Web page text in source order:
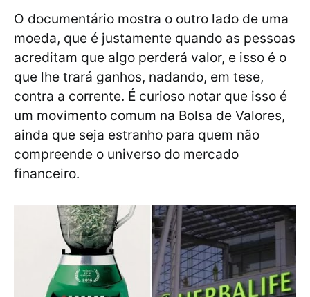
O documentário mostra o outro lado de uma
moeda, que é justamente quando as pessoas
acreditam que algo perderá valor, e isso é o
que lhe trará ganhos, nadando, em tese,
contra a corrente. É curioso notar que isso é
um movimento comum na Bolsa de Valores,
ainda que seja estranho para quem não
compreende o universo do mercado
financeiro.